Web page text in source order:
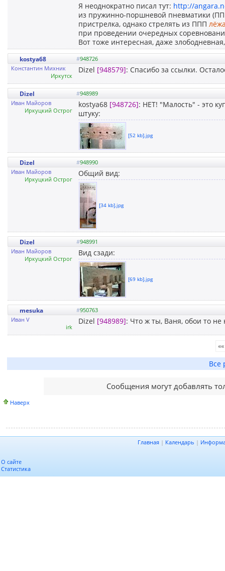
Я неоднократно писал тут: http://
из пружинно-поршневой пневматики
пристрелка, однако стрелять из ППП
при проведении очередных
Вот тоже интересная, даже
kostya68 #948726
Константин Михник
Иркутск
Dizel [948579]: Спасибо за ссылки.
Dizel #948989
Иван Майоров
Иркуцкий Острог
kostya68 [948726]: НЕТ! "Малость" - это
штуку:
[52 kb].jpg
Dizel #948990
Иван Майоров
Иркуцкий Острог
Общий вид:
[34 kb].jpg
Dizel #948991
Иван Майоров
Иркуцкий Острог
Вид сзади:
[69 kb].jpg
mesuka #950763
Иван V
irk
Dizel [948989]: Что ж ты, Ваня, обои то не
««
Все
Сообщения могут добавлять
Наверх
Главная | Календарь |
О сайте
Статистика